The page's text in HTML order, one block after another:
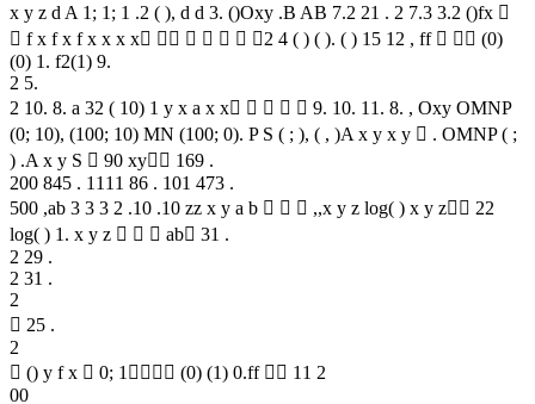
x y z d A 1; 1; 1 .2 ( ), d d 3. ()Oxy .B AB 7.2 21 . 2 7.3 3.2 ()fx 
 f x f x f x x x x      2 4 ( ) ( ). ( ) 15 12 , ff   (0)
(0) 1. f2(1) 9.
2 5.
2 10. 8. a 32 ( 10) 1 y x a x x     9. 10. 11. 8. , Oxy OMNP
(0; 10), (100; 10) MN (100; 0). P S ( ; ), ( , )A x y x y  . OMNP ( ;
) .A x y S  90 xy 169 .
200 845 . 1111 86 . 101 473 .
500 ,ab 3 3 3 2 .10 .10 zz x y a b    ,,x y z log( ) x y z 22
log( ) 1. x y z    ab 31 .
2 29 .
2 31 .
2
 25 .
2
 () y f x  0; 1 (0) (1) 0.ff  11 2
00